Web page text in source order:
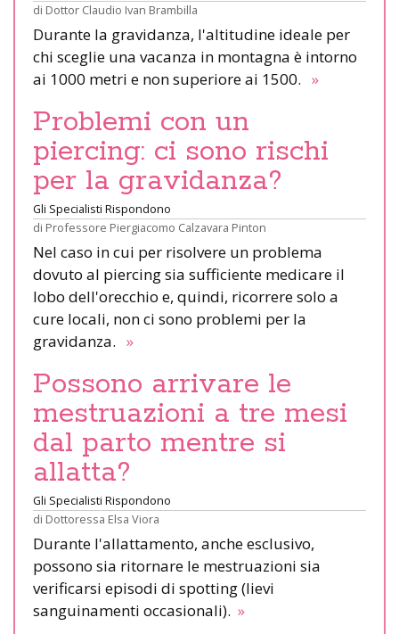
di Dottor Claudio Ivan Brambilla
Durante la gravidanza, l'altitudine ideale per
chi sceglie una vacanza in montagna è intorno
ai 1000 metri e non superiore ai 1500. »
Problemi con un
piercing: ci sono rischi
per la gravidanza?
Gli Specialisti Rispondono
di Professore Piergiacomo Calzavara Pinton
Nel caso in cui per risolvere un problema
dovuto al piercing sia sufficiente medicare il
lobo dell'orecchio e, quindi, ricorrere solo a
cure locali, non ci sono problemi per la
gravidanza. »
Possono arrivare le
mestruazioni a tre mesi
dal parto mentre si
allatta?
Gli Specialisti Rispondono
di Dottoressa Elsa Viora
Durante l'allattamento, anche esclusivo,
possono sia ritornare le mestruazioni sia
verificarsi episodi di spotting (lievi
sanguinamenti occasionali). »